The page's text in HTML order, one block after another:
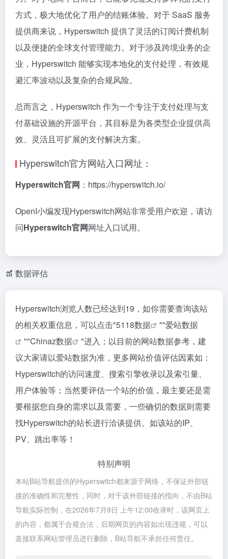
方式，极大地优化了用户的结账体验。对于 SaaS 服务
提供商来说，Hyperswitch 提供了灵活的订阅计费机制
以及便捷的全球支付管理能力。对于涉及跨境业务的企
业，Hyperswitch 能够实现本地化的支付处理，有效规
避汇率波动以及复杂的合规风险。
总而言之，Hyperswitch 作为一个专注于支付处理与支
付基础设施的开源平台，其目标是为各类型企业提供高
效、灵活且可扩展的支付解决方案。
Hyperswitch官方网站入口网址：
Hyperswitch官网 ：https://hyperswitch.io/
OpenI小编发现Hyperswitch网站非常受用户欢迎，请访
问Hyperswitch官网网址入口试用。
数据评估
Hyperswitch浏览人数已经达到19，如你需要查询该站
的相关权重信息，可以点击"5118数据 ""爱站数据
""Chinaz数据
"进入；以目前的网站数据参考，建
议大家请以爱站数据为准，更多网站价值评估因素如：
Hyperswitch的访问速度、搜索引擎收录以及索引量、
用户体验等；当然要评估一个站的价值，最主要还是需
要根据您自身的需求以及需要，一些确切的数据则需要
找Hyperswitch的站长进行洽谈提供。如该站的IP、
PV、跳出率等！
特别声明
本站B站导航提供的Hyperswitch都来源于网络，不保证外部链
接的准确性和完整性，同时，对于该外部链接的指向，不由B站
导航实际控制，在2026年7月9日 上午12:00收录时，该网页上
的内容，都属于合规合法，后期网页的内容如出现违规，可以
直接联系网站管理员进行删除，B站导航不承担任何责任。